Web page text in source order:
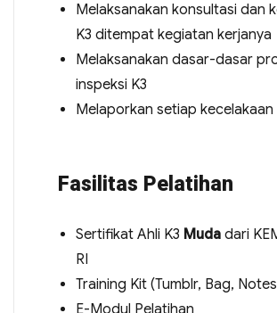
Melaksanakan konsultasi dan
K3 ditempat kegiatan kerjanya
Melaksanakan dasar-dasar
inspeksi K3
Melaporkan setiap kecelakaan
Fasilitas Pelatihan
Sertifikat Ahli K3 Mudadari
RI
Training Kit (Tumblr, Bag,
E-Modul Pelatihan